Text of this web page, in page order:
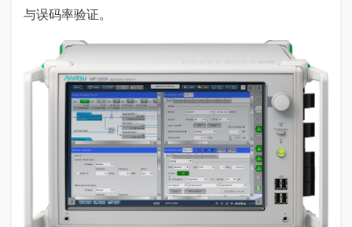
与误码率验证。